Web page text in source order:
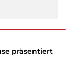
präsentiert